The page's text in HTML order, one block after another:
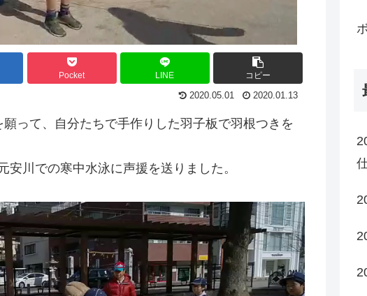
Pocket LINE コピー
2020.05.01 2020.01.13
って、自分たちで手作りした羽子板で羽根つきを
川での寒中水泳に声援を送りました。